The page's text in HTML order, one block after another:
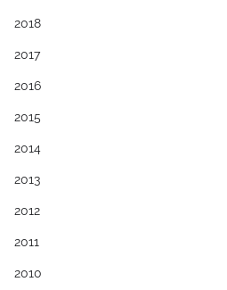
2018
2017
2016
2015
2014
2013
2012
2011
2010